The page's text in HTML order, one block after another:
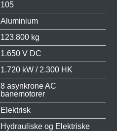
105
Aluminium
123.800 kg
1.650 V DC
1.720 kW / 2.300 HK
8 asynkrone AC
banemotorer
Elektrisk
Hydrauliske og Elektriske